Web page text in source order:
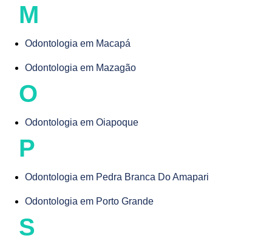
M
Odontologia em Macapá
Odontologia em Mazagão
O
Odontologia em Oiapoque
P
Odontologia em Pedra Branca Do Amapari
Odontologia em Porto Grande
S